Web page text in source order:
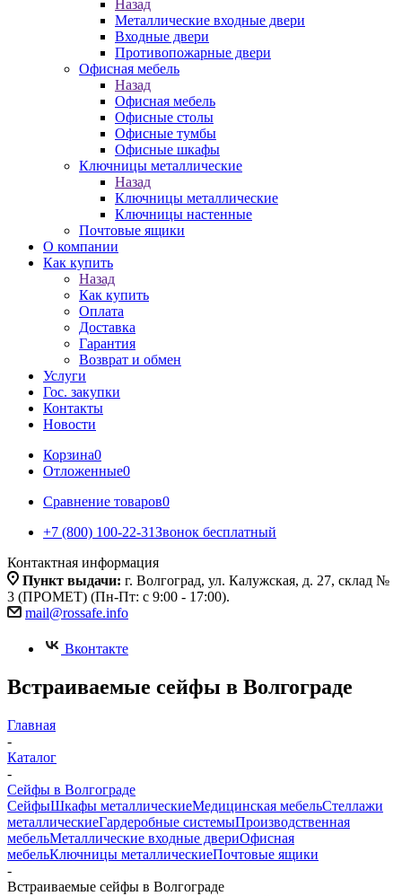
Назад
Металлические входные двери
Входные двери
Противопожарные двери
Офисная мебель
Назад
Офисная мебель
Офисные столы
Офисные тумбы
Офисные шкафы
Ключницы металлические
Назад
Ключницы металлические
Ключницы настенные
Почтовые ящики
О компании
Как купить
Назад
Как купить
Оплата
Доставка
Гарантия
Возврат и обмен
Услуги
Гос. закупки
Контакты
Новости
Корзина0
Отложенные0
Сравнение товаров0
+7 (800) 100-22-31Звонок бесплатный
Контактная информация
Пункт выдачи: г. Волгоград, ул. Калужская, д. 27, склад №
3 (ПРОМЕТ) (Пн-Пт: с 9:00 - 17:00).
mail@rossafe.info
Вконтакте
Встраиваемые сейфы в Волгограде
Главная
-
Каталог
-
Сейфы в Волгограде
СейфыШкафы металлическиеМедицинская мебельСтеллажи
металлическиеГардеробные системыПроизводственная
мебельМеталлические входные двериОфисная
мебельКлючницы металлическиеПочтовые ящики
-
Встраиваемые сейфы в Волгограде